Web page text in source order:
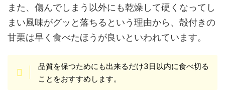
また、傷んでしまう以外にも乾燥して硬くなってし
まい風味がグッと落ちるという理由から、殻付きの
甘栗は早く食べたほうが良いといわれています。
品質を保つためにも出来るだけ3日以内に食べ切る
ことをおすすめします。